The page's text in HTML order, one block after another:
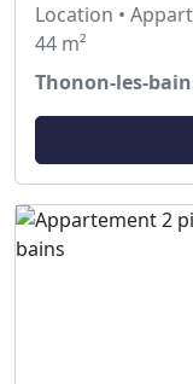
Location •
44 m²
Thonon-les-